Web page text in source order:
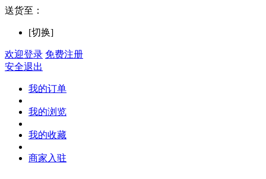
送货至：
[切换]
欢迎登录 免费注册
安全退出
我的订单
我的浏览
我的收藏
商家入驻